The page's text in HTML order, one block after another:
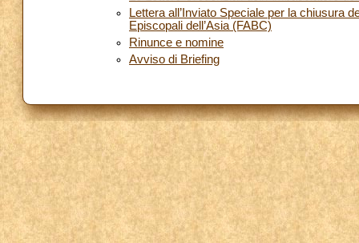
Lettera all’Inviato Speciale per la chiusura
Episcopali dell’Asia (FABC)
Rinunce e nomine
Avviso di Briefing